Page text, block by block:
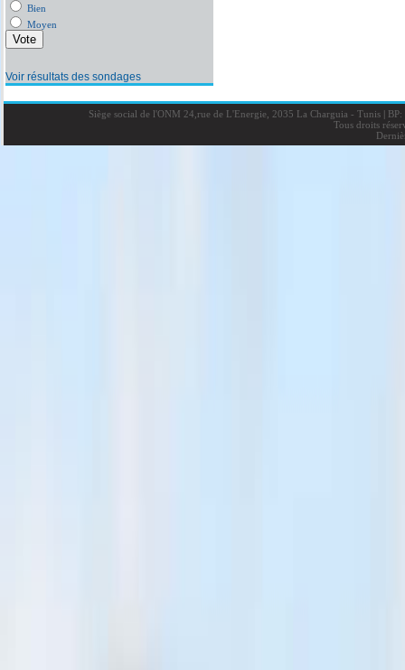
Bien
Moyen
Voir résultats des sondages
Siège social de l'ONM 24,rue de L'Energie, 2035 La Charguia - Tunis |BP:
Tous droits